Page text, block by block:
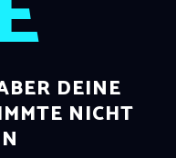
DEINE
NICHT